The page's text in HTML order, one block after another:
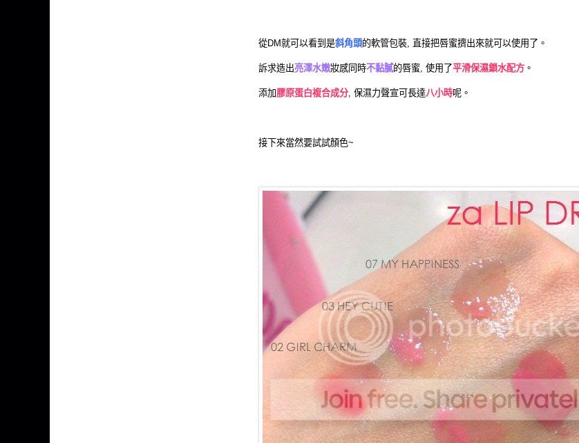
從DM就可以看到是斜角頭的軟管包裝, 直接把唇蜜擠出來就可以使用了。
訴求造出亮澤水嫩妝感同時不黏膩的唇蜜, 使用了平滑保濕鎖水配方 。
添加膠原蛋白複合成分 , 保濕力聲宣可長達八小時呢。
接下來當然要試試顏色~